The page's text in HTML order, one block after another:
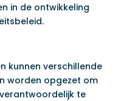
in de ontwikkeling
kunnen verschillende
worden opgezet om
te